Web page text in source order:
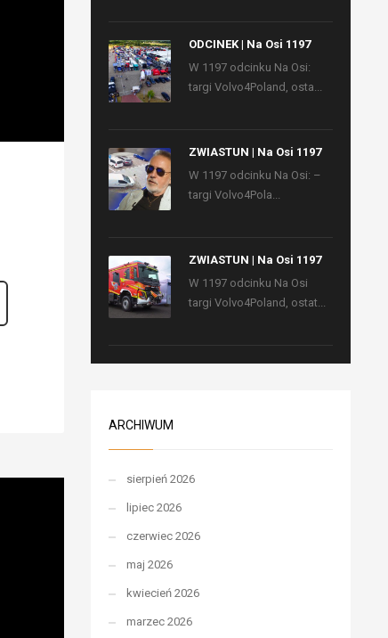
ODCINEK | Na Osi 1197
W 1197 odcinku Na Osi:
targi Volvo4Poland, osta...
ZWIASTUN | Na Osi 1197
W 1197 odcinku Na Osi: –
targi Volvo4Pola...
ZWIASTUN | Na Osi 1197
W 1197 odcinku Na Osi
targi Volvo4Poland, ostat...
ARCHIWUM
sierpień 2026
lipiec 2026
czerwiec 2026
maj 2026
kwiecień 2026
marzec 2026